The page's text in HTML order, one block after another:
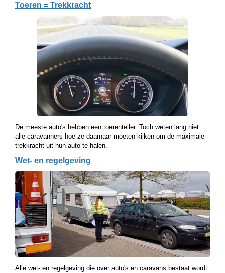
Toeren = Trekkracht
De meeste auto's hebben een toerenteller. Toch weten lang niet
alle caravanners hoe ze daarnaar moeten kijken om de maximale
trekkracht uit hun auto te halen.
Wet- en regelgeving
Alle wet- en regelgeving die over auto's en caravans bestaat wordt